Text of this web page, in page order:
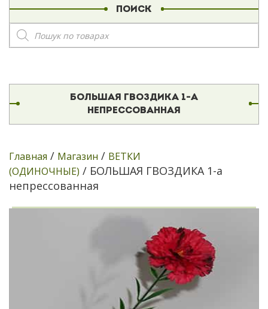
ПОИСК
Поиск
товаров
БОЛЬШАЯ ГВОЗДИКА 1-А
НЕПРЕССОВАННАЯ
Главная / Магазин / ВЕТКИ
(ОДИНОЧНЫЕ) / БОЛЬШАЯ ГВОЗДИКА 1-а
непрессованная